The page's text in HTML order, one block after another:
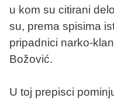
u kom su citirani
su, prema spisima
pripadnici narko-
Božović.
U toj prepisci